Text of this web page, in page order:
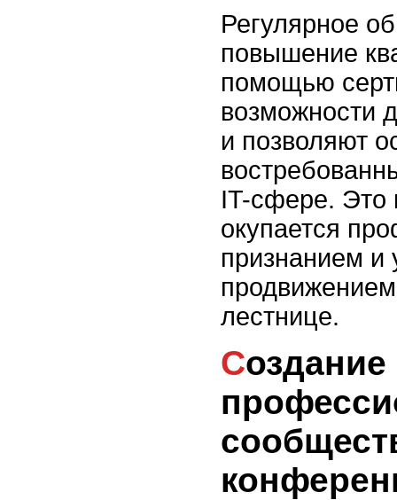
Регулярное
повышение
помощью
возможности
и позволяют
IT-сфере. Это
окупается
признанием и
лестнице.
Создание